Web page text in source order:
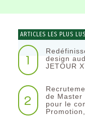
ARTICLES LES PLUS LUS
1
design
JETOUR
2
de Master
pour le